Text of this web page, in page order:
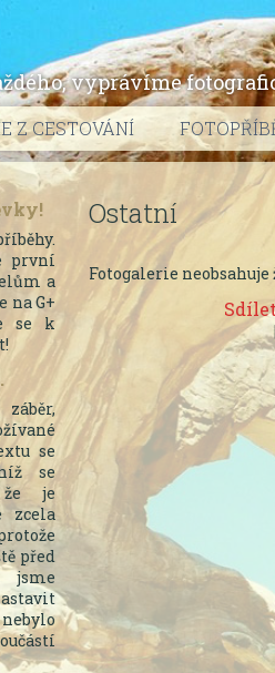
vyprávíme
Z CESTOVÁNÍ
první
a
na G+
se k
se
se
že je
zcela
před
jsme
Ostatní
Fotogalerie neobsahuje